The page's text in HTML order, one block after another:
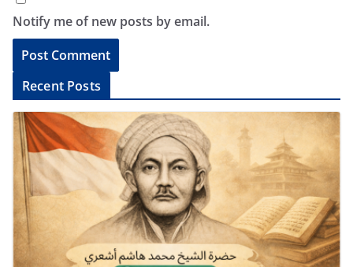
Notify me of new posts by email.
l
t
Recent Posts